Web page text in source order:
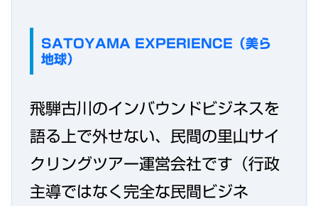
SATOYAMA EXPERIENCE（美ら
地球）
飛騨古川のインバウンドビジネスを
語る上で外せない、民間の里山サイ
クリングツアー運営会社です（行政
主導ではなく完全な民間ビジネ